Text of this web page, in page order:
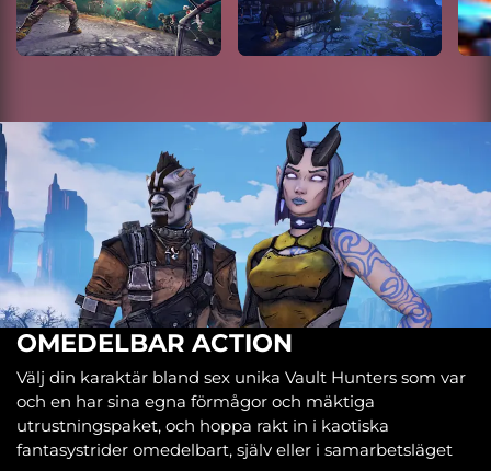
OMEDELBAR ACTION
Välj din karaktär bland sex unika Vault Hunters som var
och en har sina egna förmågor och mäktiga
utrustningspaket, och hoppa rakt in i kaotiska
fantasystrider omedelbart, själv eller i samarbetsläget